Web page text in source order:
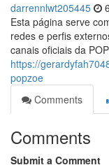
darrennlwt205445
Esta página serve
redes e perfis
canais oficiais da
https://
popzoe
Comments
Comments
Submit a Comment